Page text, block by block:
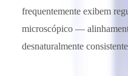
frequentemente exibem
microscópico —
desnaturalmente